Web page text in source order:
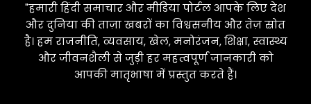
"हमारी हिंदी समाचार और मीडिया पोर्टल आपके लिए देश
और दुनिया की ताज़ा खबरों का विश्वसनीय और तेज़ स्रोत
है। हम राजनीति, व्यवसाय, खेल, मनोरंजन, शिक्षा, स्वास्थ्य
और जीवनशैली से जुड़ी हर महत्वपूर्ण जानकारी को
आपकी मातृभाषा में प्रस्तुत करते हैं।